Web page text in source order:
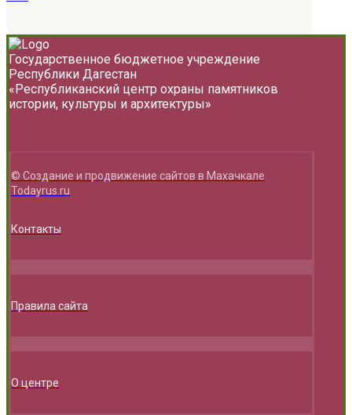
Государственное бюджетное учреждение
Республики Дагестан
«Республиканский центр охраны памятников
истории, культуры и архитектуры»
© Создание и продвижение сайтов в Махачкале
Todayrus.ru
Контакты
Правила сайта
О центре